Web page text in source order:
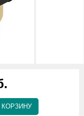
КОРЗИНУ